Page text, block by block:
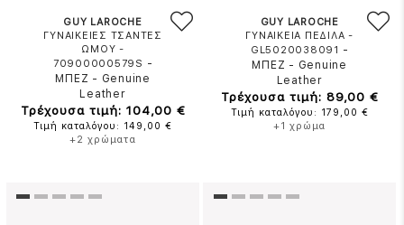
GUY LAROCHE
ΓΥΝΑΙΚΕΙΕΣ ΤΣΑΝΤΕΣ
ΩΜΟΥ -
70900000579S -
ΜΠΕΖ - Genuine
Leather
Τρέχουσα τιμή: 104,00 €
Τιμή καταλόγου: 149,00 €
+2 χρώματα
GUY LAROCHE
ΓΥΝΑΙΚΕΙΑ ΠΕΔΙΛΑ -
GL5020038091 -
ΜΠΕΖ - Genuine
Leather
Τρέχουσα τιμή: 89,00 €
Τιμή καταλόγου: 179,00 €
+1 χρώμα